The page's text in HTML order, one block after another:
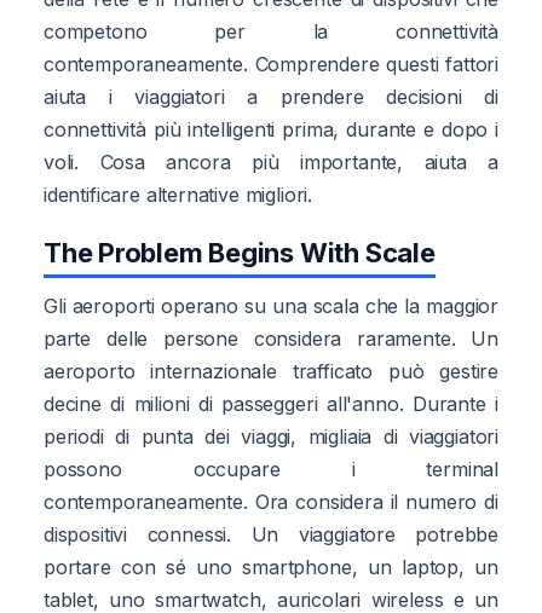
competono per la connettività
contemporaneamente. Comprendere questi fattori
aiuta i viaggiatori a prendere decisioni di
connettività più intelligenti prima, durante e dopo i
voli. Cosa ancora più importante, aiuta a
identificare alternative migliori.
The Problem Begins With Scale
Gli aeroporti operano su una scala che la maggior
parte delle persone considera raramente. Un
aeroporto internazionale trafficato può gestire
decine di milioni di passeggeri all'anno. Durante i
periodi di punta dei viaggi, migliaia di viaggiatori
possono occupare i terminal
contemporaneamente. Ora considera il numero di
dispositivi connessi. Un viaggiatore potrebbe
portare con sé uno smartphone, un laptop, un
tablet, uno smartwatch, auricolari wireless e un